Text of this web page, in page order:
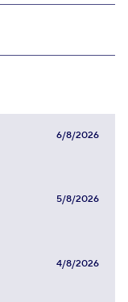
6/8/2026
5/8/2026
4/8/2026